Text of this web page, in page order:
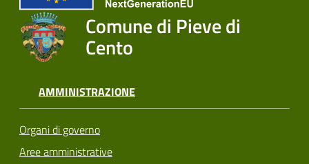
Comune di Pieve di
Cento
AMMINISTRAZIONE
Organi di governo
Aree amministrative